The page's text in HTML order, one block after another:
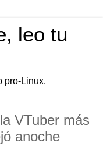
leo tu
pro-Linux.
VTuber más
anoche